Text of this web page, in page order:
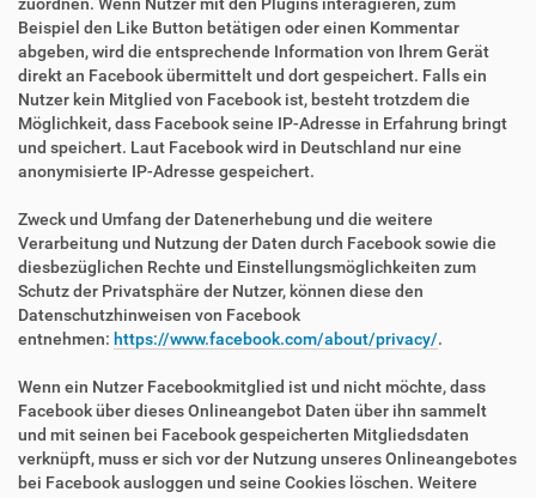
zuordnen. Wenn Nutzer mit den Plugins interagieren, zum
Beispiel den Like Button betätigen oder einen Kommentar
abgeben, wird die entsprechende Information von Ihrem Gerät
direkt an Facebook übermittelt und dort gespeichert. Falls ein
Nutzer kein Mitglied von Facebook ist, besteht trotzdem die
Möglichkeit, dass Facebook seine IP-Adresse in Erfahrung bringt
und speichert. Laut Facebook wird in Deutschland nur eine
anonymisierte IP-Adresse gespeichert.
Zweck und Umfang der Datenerhebung und die weitere
Verarbeitung und Nutzung der Daten durch Facebook sowie die
diesbezüglichen Rechte und Einstellungsmöglichkeiten zum
Schutz der Privatsphäre der Nutzer, können diese den
Datenschutzhinweisen von Facebook
entnehmen: https://www.facebook.com/about/privacy/.
Wenn ein Nutzer Facebookmitglied ist und nicht möchte, dass
Facebook über dieses Onlineangebot Daten über ihn sammelt
und mit seinen bei Facebook gespeicherten Mitgliedsdaten
verknüpft, muss er sich vor der Nutzung unseres Onlineangebotes
bei Facebook ausloggen und seine Cookies löschen. Weitere